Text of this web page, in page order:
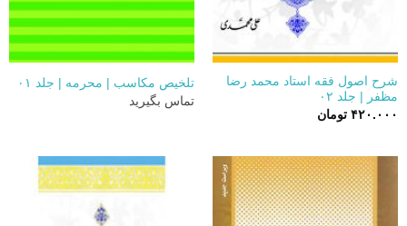
شرح اصول فقه استاد محمد رضا
مظفر | جلد ۰۲
۴۲۰.۰۰۰ تومان
تلخیص مکاسب | محرمه | جلد ۰۱
تماس بگیرید